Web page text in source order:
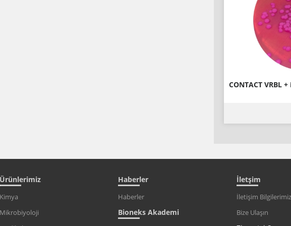
CONTACT VRBL +
Ürünlerimiz
Kimya
Mikrobiyoloji
Haberler
Haberler
Bioneks Akademi
İletşim
İletişim Bilgilerimiz
Bize Ulaşın